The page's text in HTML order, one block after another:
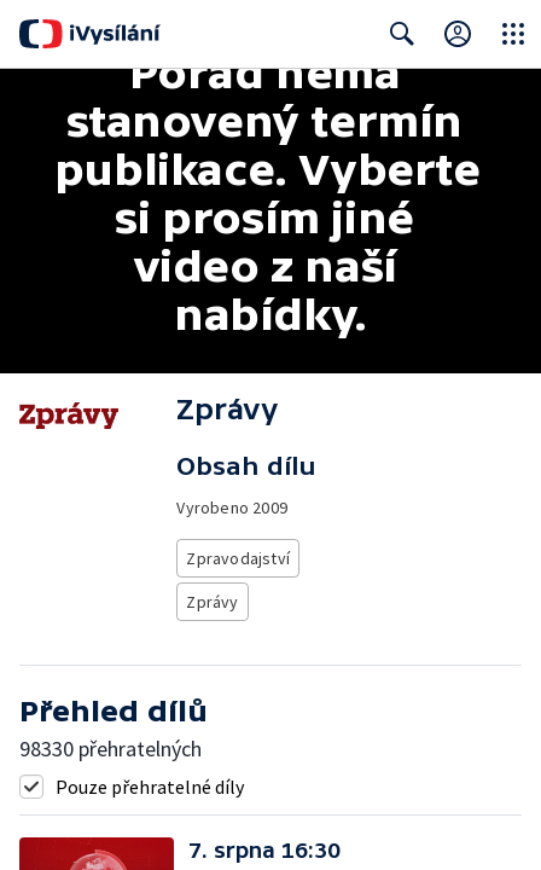
Search
Pořad nemá
stanovený termín
publikace. Vyberte
si prosím jiné
video z naší
nabídky.
Zprávy
Obsah dílu
Vyrobeno 2009
Zpravodajství
Zprávy
Přehled dílů
98330 přehratelných
Pouze přehratelné díly
7. srpna 16:30